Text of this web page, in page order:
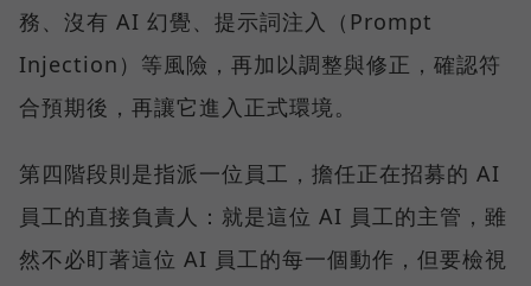
務、沒有 AI 幻覺、提示詞注入（Prompt
Injection）等風險，再加以調整與修正，確認符
合預期後，再讓它進入正式環境。
第四階段則是指派一位員工，擔任正在招募的 AI
員工的直接負責人：就是這位 AI 員工的主管，雖
然不必盯著這位 AI 員工的每一個動作，但要檢視